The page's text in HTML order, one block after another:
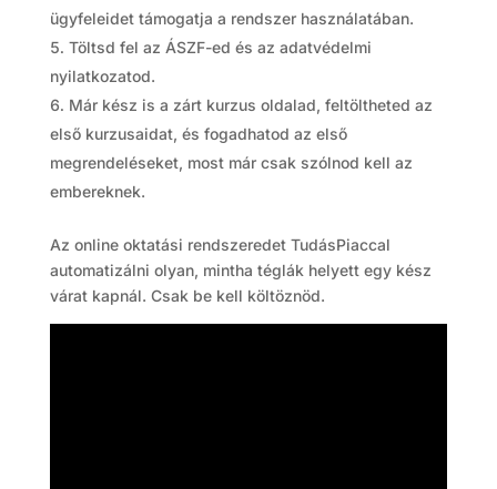
ügyfeleidet támogatja a rendszer használatában.
Töltsd fel az ÁSZF-ed és az adatvédelmi
nyilatkozatod.
Már kész is a zárt kurzus oldalad, feltöltheted az
első kurzusaidat, és fogadhatod az első
megrendeléseket, most már csak szólnod kell az
embereknek.
Az online oktatási rendszeredet TudásPiaccal
automatizálni olyan, mintha téglák helyett egy kész
várat kapnál. Csak be kell költöznöd.